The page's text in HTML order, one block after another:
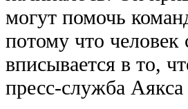
могут помочь
потому что
вписывается в то,
пресс‑служба